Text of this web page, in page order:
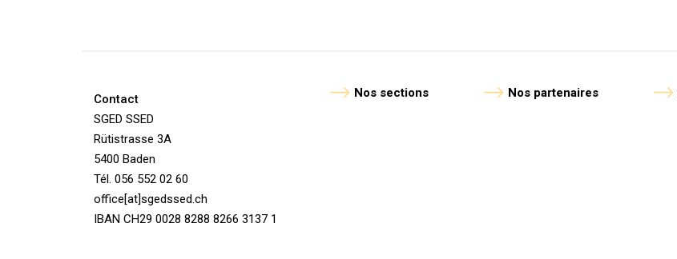
Contact
SGED SSED
Rütistrasse 3A
5400 Baden
Tél. 056 552 02 60
office[at]sgedssed.ch
IBAN CH29 0028 8288 8266 3137 1
Nos sections Nos partenaires